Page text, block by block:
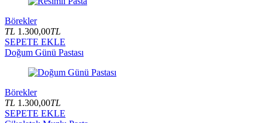
Börekler
TL 1.300,00TL
SEPETE EKLE
Doğum Günü Pastası
Börekler
TL 1.300,00TL
SEPETE EKLE